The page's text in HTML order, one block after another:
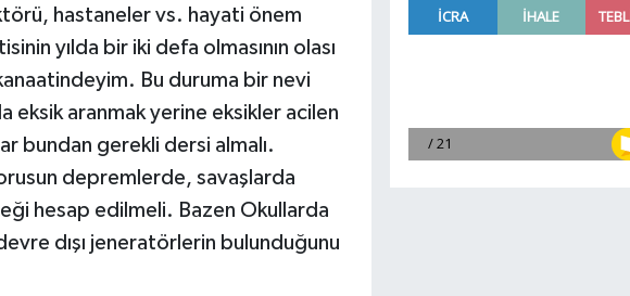
hastaneler vs. hayati önem
yılda bir iki defa olmasının olası
Bu duruma bir nevi
eksik aranmak yerine eksikler acilen
bundan gerekli dersi almalı.
depremlerde, savaşlarda
hesap edilmeli. Bazen Okullarda
dışı jeneratörlerin bulunduğunu